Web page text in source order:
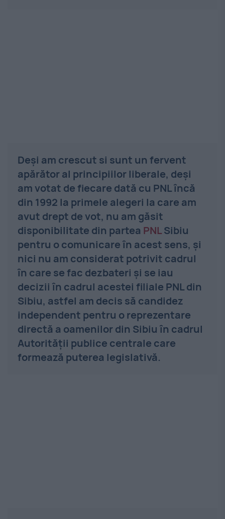
Deși am crescut si sunt un fervent
apărător al principiilor liberale, deși
am votat de fiecare dată cu PNL încă
din 1992 la primele alegeri la care am
avut drept de vot, nu am găsit
disponibilitate din partea PNLSibiu
pentru o comunicare în acest sens, și
nici nu am considerat potrivit cadrul
în care se fac dezbateri și se iau
decizii în cadrul acestei filiale PNL din
Sibiu, astfel am decis să candidez
independent pentru o reprezentare
directă a oamenilor din Sibiu în cadrul
Autorității publice centrale care
formează puterea legislativă.